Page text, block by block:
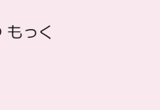
っく